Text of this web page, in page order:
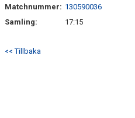
Matchnummer: 130590036
Samling:
17:15
<< Tillbaka